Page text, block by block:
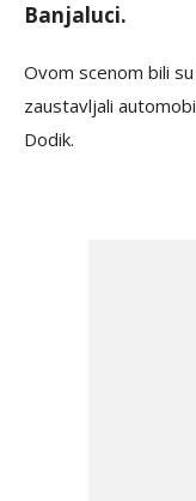
Banjaluci.
Ovom scenom bili
zaustavljali
Dodik.